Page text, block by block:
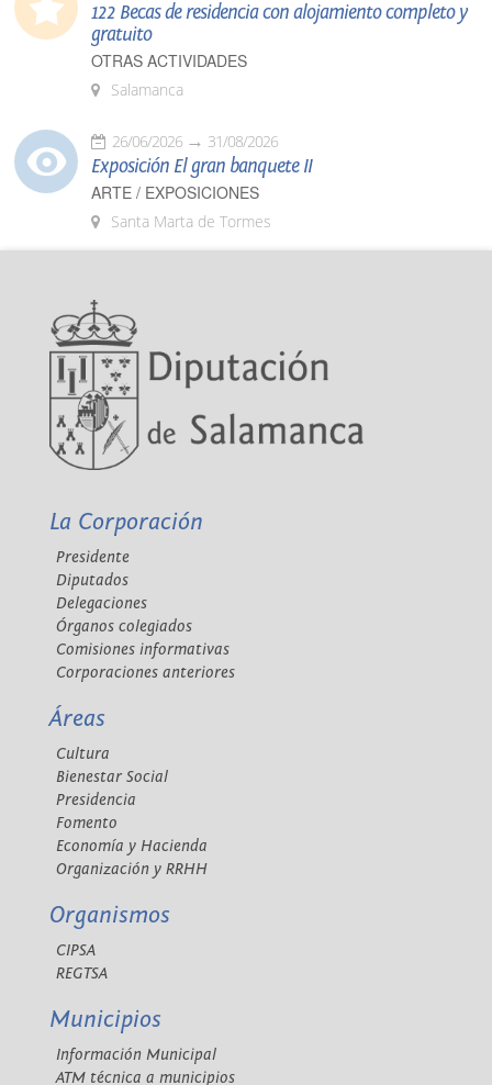
122 Becas de residencia con alojamiento completo y
gratuito
OTRAS ACTIVIDADES
Salamanca
26/06/2026 31/08/2026
Exposición El gran banquete II
ARTE / EXPOSICIONES
Santa Marta de Tormes
La Corporación
Presidente
Diputados
Delegaciones
Órganos colegiados
Comisiones informativas
Corporaciones anteriores
Áreas
Cultura
Bienestar Social
Presidencia
Fomento
Economía y Hacienda
Organización y RRHH
Organismos
CIPSA
REGTSA
Municipios
Información Municipal
ATM técnica a municipios